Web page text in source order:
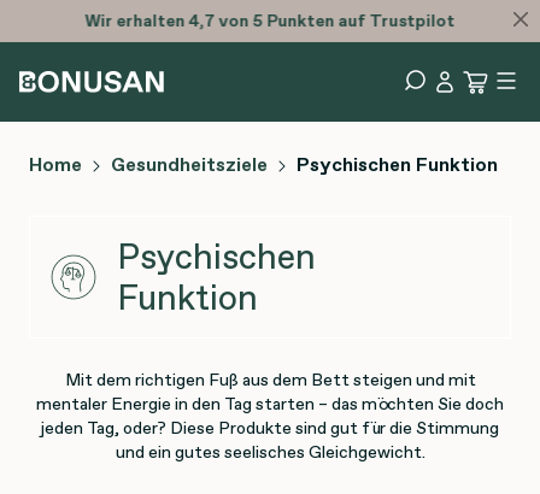
Wir erhalten 4,7 von 5 Punkten auf Trustpilot
Home Gesundheitsziele Psychischen Funktion
Psychischen
Funktion
Mit dem richtigen Fuß aus dem Bett steigen und mit
mentaler Energie in den Tag starten – das möchten Sie doch
jeden Tag, oder? Diese Produkte sind gut für die Stimmung
und ein gutes seelisches Gleichgewicht.